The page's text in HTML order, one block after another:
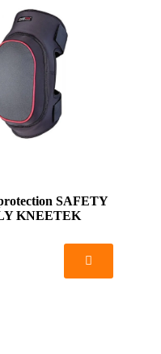
SAFETY
KNEETEK